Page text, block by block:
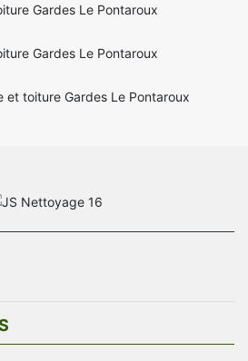
Gardes Le Pontaroux
Gardes Le Pontaroux
et toiture Gardes Le Pontaroux